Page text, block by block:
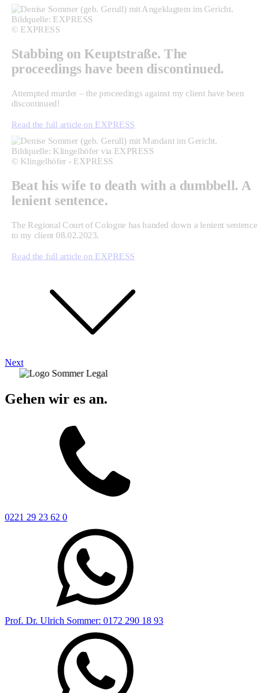
© EXPRESS
Stabbing on Keuptstraße. The
proceedings have been discontinued.
Attempted murder – the proceedings against my client have been
discontinued!
Read the full article on EXPRESS
© Klingelhöfer - EXPRESS
Beat his wife to death with a dumbbell. A
lenient sentence.
The Regional Court of Cologne has handed down a lenient sentence
to my client 08.02.2023.
Read the full article on EXPRESS
Next
Gehen wir es an.
0221 29 23 62 0
Prof. Dr. Ulrich Sommer: 0172 290 18 93